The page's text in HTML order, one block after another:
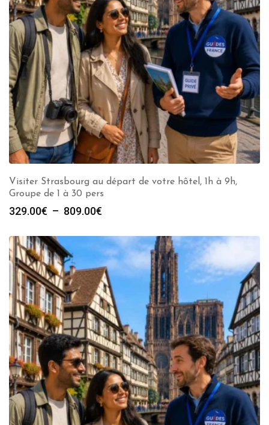
Visiter Strasbourg au départ de votre hôtel, 1h à 9h,
Groupe de 1 à 30 pers
329.00€ – 809.00€
prix :
329.00€
à
809.00€